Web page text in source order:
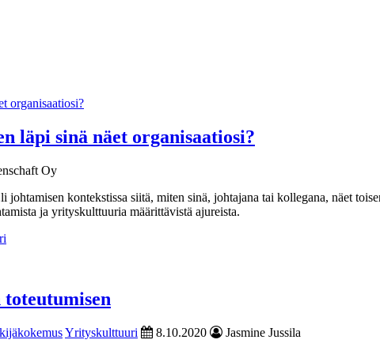
läpi sinä näet organisaatiosi?
Oy
kontekstissa siitä, miten sinä, johtajana tai kollegana, näet
ja yrityskulttuuria määrittävistä ajureista.
Yrityskulttuuri 8.10.2020
Jasmine Jussila